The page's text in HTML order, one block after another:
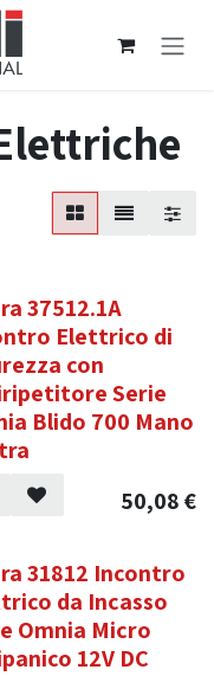
37512.1A
Elettrico di
con
Serie
Blido 700 Mano
50,08€
31812 Incontro
da Incasso
Omnia Micro
12V DC